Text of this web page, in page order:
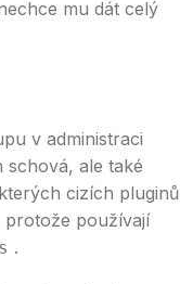
mu dát celý
v administraci
schová, ale také
cizích pluginů
protože používají
.